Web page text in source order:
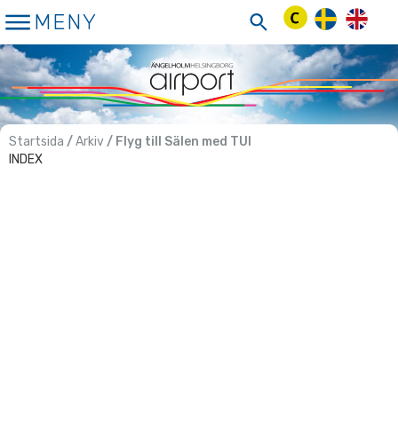
till
innehåll
MENY
Startsida /Arkiv/ Flyg till Sälen med TUI
INDEX